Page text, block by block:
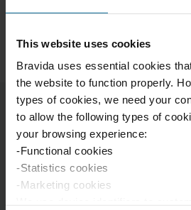
This website uses cookies
Bravida uses essential cookies
the website to function properly.
types of cookies, we need your
to allow the following types of
your browsing experience:
-Functional cookies
-Statistics cookies
-Marketing cookies
Läs mer om våra
Kontakt
BRAVIDA KYLA
08-695 20 90